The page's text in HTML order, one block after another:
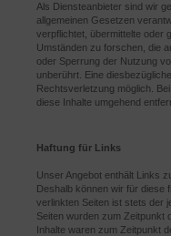
Als Diensteanbieter sind wir
allgemeinen Gesetzen
verpflichtet, übermittelte oder
Umständen zu forschen, die
oder Sperrung der Nutzung
unberührt. Eine
Rechtsverletzung möglich.
diese Inhalte umgehend
Haftung für Links
Unser Angebot enthält Links
Deshalb können wir für diese
verlinkten Seiten ist stets der
Seiten wurden zum Zeitpunkt
Inhalte waren zum Zeitpunkt